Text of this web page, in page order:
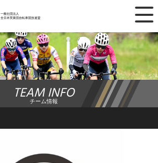
一般社団法人
全日本実業団自転車競技連盟
×
ニュース
レース日程
ランキング
TEAM INFO
チーム情報